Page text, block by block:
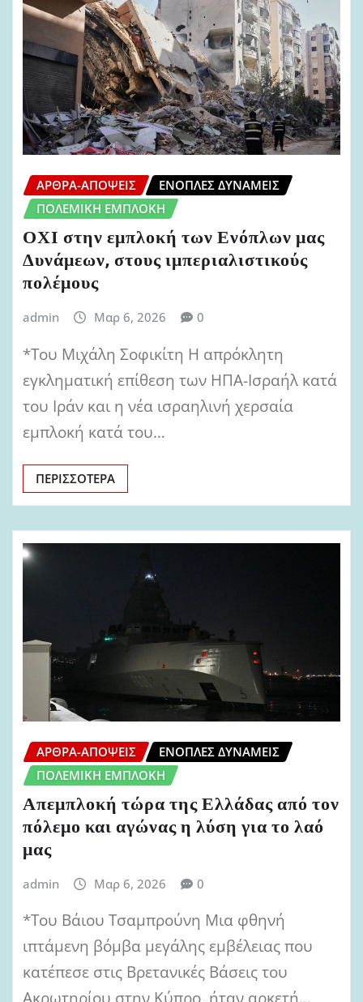
ΆΡΘΡΑ-ΑΠΌΨΕΙΣ
ΈΝΟΠΛΕΣ ΔΥΝΆΜΕΙΣ
ΠΟΛΕΜΙΚΉ ΕΜΠΛΟΚΉ
ΟΧΙ στην εμπλοκή των Ενόπλων μας
Δυνάμεων, στους ιμπεριαλιστικούς
πολέμους
admin Μαρ 6, 2026 0
*Του Μιχάλη Σοφικίτη Η απρόκλητη
εγκληματική επίθεση των ΗΠΑ-Ισραήλ κατά
του Ιράν και η νέα ισραηλινή χερσαία
εμπλοκή κατά του…
ΠΕΡΙΣΣΌΤΕΡΑ
ΆΡΘΡΑ-ΑΠΌΨΕΙΣ
ΈΝΟΠΛΕΣ ΔΥΝΆΜΕΙΣ
ΠΟΛΕΜΙΚΉ ΕΜΠΛΟΚΉ
Απεμπλοκή τώρα της Ελλάδας από τον
πόλεμο και αγώνας η λύση για το λαό
μας
admin Μαρ 6, 2026 0
*Του Βάιου Τσαμπρούνη Μια φθηνή
ιπτάμενη βόμβα μεγάλης εμβέλειας που
κατέπεσε στις Βρετανικές Βάσεις του